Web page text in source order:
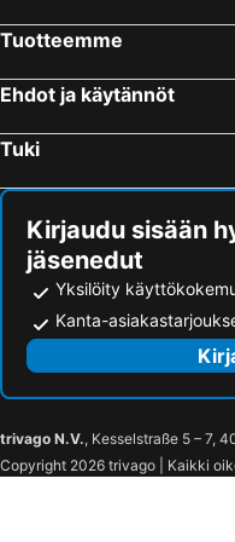
Tuotteemme
Ehdot ja käytännöt
Tuki
Kirjaudu sisään
jäsenedut
Yksilöity
Kanta-
trivago N.V., Kesselstraße 5 – 7,
Copyright 2026 trivago | Kaikki